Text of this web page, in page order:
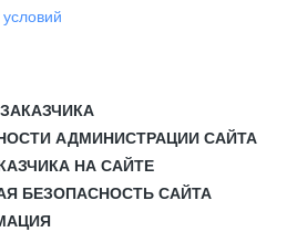
условий
АДМИНИСТРАЦИИ САЙТА
НА САЙТЕ
БЕЗОПАСНОСТЬ САЙТА